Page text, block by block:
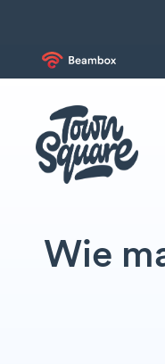
Wie